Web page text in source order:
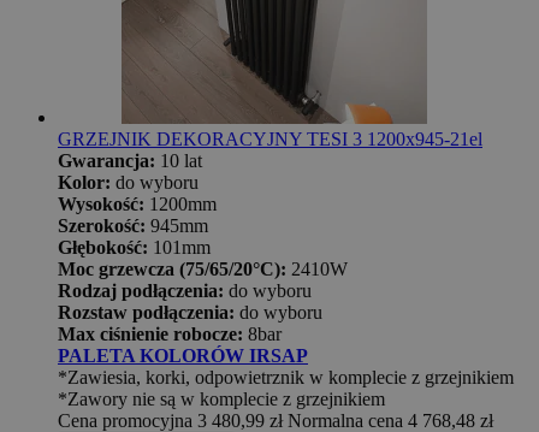
GRZEJNIK DEKORACYJNY TESI 3 1200x945-21el
Gwarancja: 10 lat
Kolor: do wyboru
Wysokość: 1200mm
Szerokość: 945mm
Głębokość: 101mm
Moc grzewcza (75/65/20°C): 2410W
Rodzaj podłączenia: do wyboru
Rozstaw podłączenia: do wyboru
Max ciśnienie robocze: 8bar
PALETA KOLORÓW IRSAP
*Zawiesia, korki, odpowietrznik w komplecie z grzejnikiem
*Zawory nie są w komplecie z grzejnikiem
Cena promocyjna 3 480,99 zł Normalna cena 4 768,48 zł